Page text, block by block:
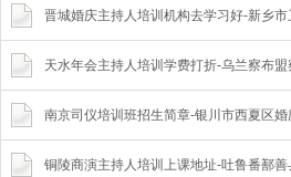
晋城婚庆主持人培训机构去学习好-新乡
天水年会主持人培训学费打折-乌兰察布
南京司仪培训班招生简章-银川市西夏区
铜陵商演主持人培训上课地址-吐鲁番鄯